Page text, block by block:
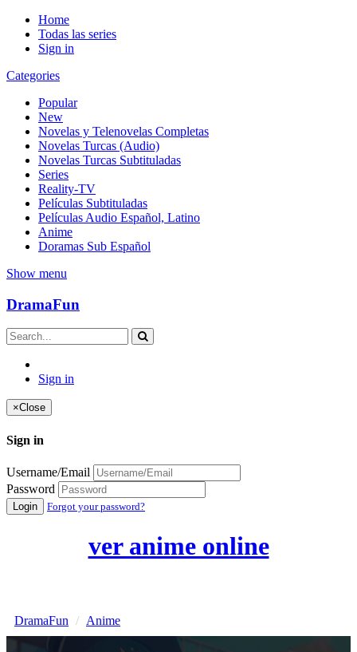
Home
Todas las series
Sign in
Categories
Popular
New
Novelas y Telenovelas Completas
Novelas Turcas (Audio)
Novelas Turcas Subtituladas
Series
Reality-TV
Películas Subtituladas
Películas Audio Español, Latino
Anime
Doramas Sub Español
Show menu
DramaFun
Sign in
×Close
Sign in
Username/Email
Password
Login Forgot your password?
ver anime online
DramaFun Anime